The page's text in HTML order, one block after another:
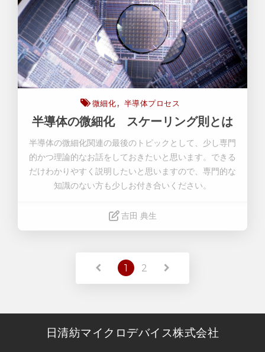
微細化 半導体プロセス
半導体の微細化 スケーリング則とは
半導体の微細化関連の最後のトピックとして、少し専門
的かつ理論的なお話をしておきたいと思います。できる
だけわかりやすく説明したいと思いますので、専門的な
知識のない方も少しお付き合いください。
吉田 典生
1 2
日清紡マイクロデバイス株式会社